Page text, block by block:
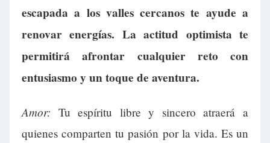
escapada a los valles cercanos te ayude a
renovar energías. La actitud optimista te
permitirá afrontar cualquier reto con
entusiasmo y un toque de aventura.
Amor: Tu espíritu libre y sincero atraerá a
quienes comparten tu pasión por la vida. Es un